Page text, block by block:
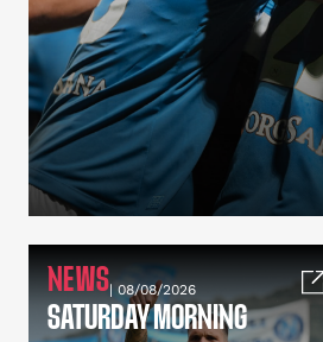
NEWS| 08/08/2026
SATURDAY MORNING